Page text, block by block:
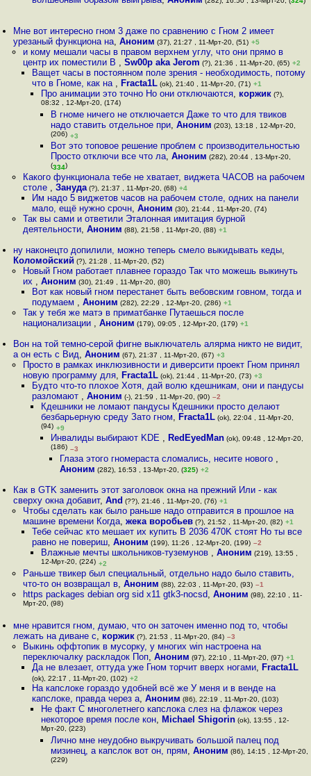
Мне вот интересно гном 3 даже по сравнению с Гном 2 имеет
урезаный функциона на,Аноним (37), 21:27 , 11-Мрт-20, (51) +5
и кому мешали часы в правом верхнем углу, что они прямо в
центр их поместили В , Sw00p aka Jerom (?), 21:36 , 11-Мрт-20, (65) +2
Ващет часы в постоянном поле зрения - необходимость, потому
что в Гноме, как на , Fracta1L(ok), 21:40 , 11-Мрт-20, (71) +1
Про анимации это точно Но они отключаются, коржик (?),
08:32 , 12-Мрт-20, (174)
В гноме ничего не отключается Даже то что для твиков
надо ставить отдельное при, Аноним (203), 13:18 , 12-Мрт-20,
(206) +3
Вот это топовое решение проблем с производительностью
Просто отключи все что ла, Аноним (282), 20:44 , 13-Мрт-20,
(334)
Какого функционала тебе не хватает, виджета ЧАСОВ на рабочем
столе , Зануда(?), 21:37 , 11-Мрт-20, (68) +4
Им надо 5 виджетов часов на рабочем столе, одних на панели
мало, ещё нужно срочн, Аноним (30), 21:44 , 11-Мрт-20, (74)
Так вы сами и ответили Эталонная имитация бурной
деятельности, Аноним (88), 21:58 , 11-Мрт-20, (88) +1
ну наконецто допилили, можно теперь смело выкидывать кеды,
Коломойский (?), 21:28 , 11-Мрт-20, (52)
Новый Гном работает плавнее гораздо Так что можешь выкинуть
их , Аноним (30), 21:49 , 11-Мрт-20, (80)
Вот как новый гном перестанет быть вебовским говном, тогда и
подумаем , Аноним (282), 22:29 , 12-Мрт-20, (286) +1
Так у тебя же матэ в приматбанке Путаешься после
национализации , Аноним (179), 09:05 , 12-Мрт-20, (179) +1
Вон на той темно-серой фигне выключатель алярма никто не видит,
а он есть с Вид,Аноним (67), 21:37 , 11-Мрт-20, (67) +3
Просто в рамках инклюзивности и диверсити проект Гном принял
новую программу для, Fracta1L(ok), 21:44 , 11-Мрт-20, (73) +3
Будто что-то плохое Хотя, дай волю кдешникам, они и пандусы
разломают , Аноним (-), 21:59 , 11-Мрт-20, (90) –2
Кдешники не ломают пандусы Кдешники просто делают
безбарьерную среду Зато гном, Fracta1L (ok), 22:04 , 11-Мрт-20,
(94) +9
Инвалиды выбирают KDE , RedEyedMan(ok), 09:48 , 12-Мрт-20,
(186) –3
Глаза этого гномераста сломались, несите нового ,
Аноним (282), 16:53 , 13-Мрт-20, (325) +2
Как в GTK заменить этот заголовок окна на прежний Или - как
сверху окна добавит,And (??), 21:46 , 11-Мрт-20, (76) +1
Чтобы сделать как было раньше надо отправится в прошлое на
машине времени Когда, жека воробьев(?), 21:52 , 11-Мрт-20, (82) +1
Тебе сейчас кто мешает их купить В 2036 470K стоят Но ты все
равно не повериш, Аноним (199), 11:26 , 12-Мрт-20, (199) –2
Влажные мечты школьников-туземунов ,Аноним (219), 13:55 ,
12-Мрт-20, (224) +2
Раньше твикер был специальный, отдельно надо было ставить,
что-то он возвращал в, Аноним (88), 22:03 , 11-Мрт-20, (93) –1
https packages debian org sid x11 gtk3-nocsd, Аноним (98), 22:10 , 11-
Мрт-20, (98)
мне нравится гном, думаю, что он заточен именно под то, чтобы
лежать на диване с, коржик (?), 21:53 , 11-Мрт-20, (84) –3
Выкинь оффтопик в мусорку, у многих win настроена на
переключалку раскладок Поп, Аноним (97), 22:10 , 11-Мрт-20, (97) +1
Да не влезает, оттуда уже Гном торчит вверх ногами, Fracta1L
(ok), 22:17 , 11-Мрт-20, (102) +2
На капслоке гораздо удобней всё же У меня и в венде на
капслоке, правда через a, Аноним (86), 22:19 , 11-Мрт-20, (103)
Не факт С многолетнего капслока слез на флажок через
некоторое время после кон, Michael Shigorin (ok), 13:55 , 12-
Мрт-20, (223)
Лично мне неудобно выкручивать большой палец под
мизинец, а капслок вот он, прям, Аноним (86), 14:15 , 12-Мрт-20,
(229)